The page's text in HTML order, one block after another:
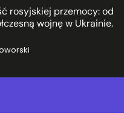
rosyjskiej przemocy: od
wojnę w Ukrainie.